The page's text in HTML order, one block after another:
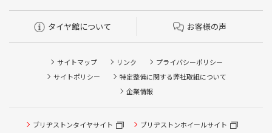
タイヤ館について お客様の声
サイトマップ リンク
プライバシーポリシー
サイトポリシー
特定整備に関する弊社取組について
企業情報
ブリヂストンタイヤサイト ブリヂストンホイールサイト